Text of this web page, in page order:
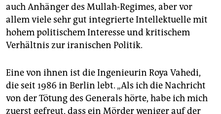
auch Anhänger des Mullah-Regimes, aber vor
allem viele sehr gut integrierte Intellektuelle mit
hohem politischem Interesse und kritischem
Verhältnis zur iranischen Politik.
Eine von ihnen ist die Ingenieurin Roya Vahedi,
die seit 1986 in Berlin lebt. „Als ich die Nachricht
von der Tötung des Generals hörte, habe ich mich
zuerst gefreut, dass ein Mörder weniger auf der